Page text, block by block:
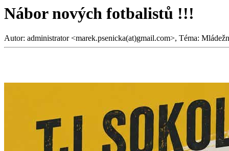
Nábor nových fotbalistů !!!
Autor: administrator <marek.psenicka(at)gmail.com>, Téma: